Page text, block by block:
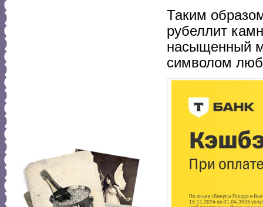
Таким
рубеллит
насыщенный
символом